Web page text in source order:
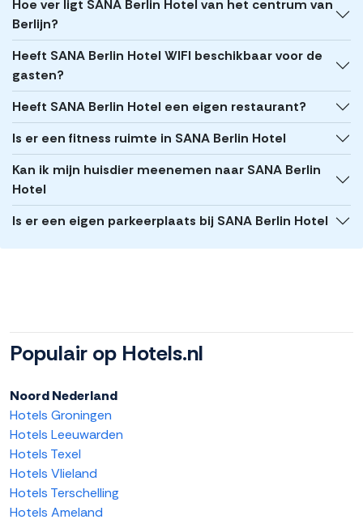
Hoe ver ligt SANA Berlin Hotel van het centrum van
Berlijn?
Heeft SANA Berlin Hotel WIFI beschikbaar voor de
gasten?
Heeft SANA Berlin Hotel een eigen restaurant?
Is er een fitness ruimte in SANA Berlin Hotel
Kan ik mijn huisdier meenemen naar SANA Berlin
Hotel
Is er een eigen parkeerplaats bij SANA Berlin Hotel
Populair op Hotels.nl
Noord Nederland
Hotels Groningen
Hotels Leeuwarden
Hotels Texel
Hotels Vlieland
Hotels Terschelling
Hotels Ameland